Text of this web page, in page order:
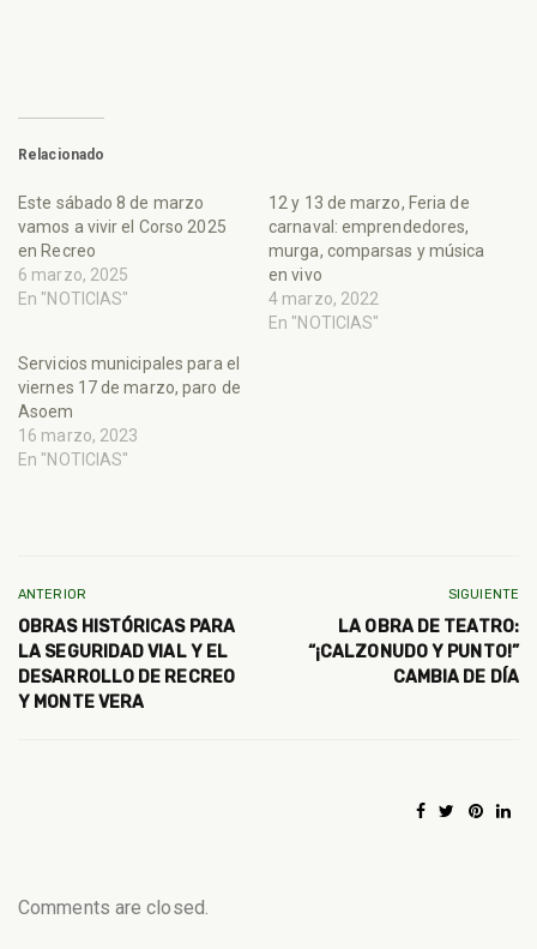
Relacionado
Este sábado 8 de marzo
vamos a vivir el Corso 2025
en Recreo
6 marzo, 2025
En "NOTICIAS"
12 y 13 de marzo, Feria de
carnaval: emprendedores,
murga, comparsas y música
en vivo
4 marzo, 2022
En "NOTICIAS"
Servicios municipales para el
viernes 17 de marzo, paro de
Asoem
16 marzo, 2023
En "NOTICIAS"
ANTERIOR
OBRAS HISTÓRICAS PARA
LA SEGURIDAD VIAL Y EL
DESARROLLO DE RECREO
Y MONTE VERA
SIGUIENTE
LA OBRA DE TEATRO:
“¡CALZONUDO Y PUNTO!”
CAMBIA DE DÍA
Comments are closed.